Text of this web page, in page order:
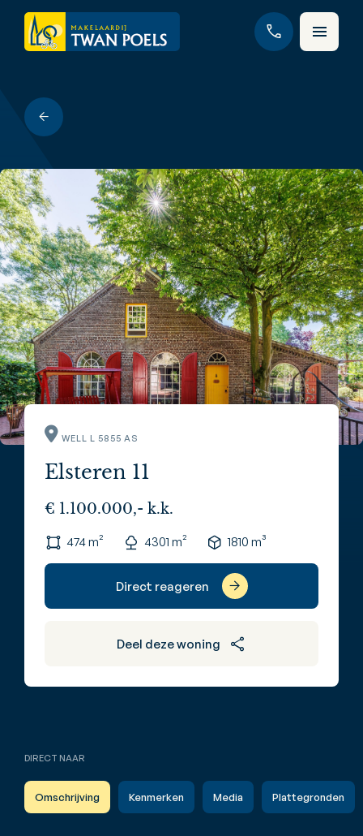
WELL L 5855 AS
Elsteren 11
€ 1.100.000,- k.k.
474 m² 4301 m² 1810 m³
Direct reageren
Deel deze woning
DIRECT NAAR
Omschrijving Kenmerken Media Plattegronden